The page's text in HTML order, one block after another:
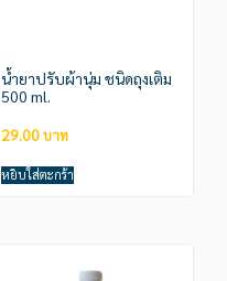
น้ำยาปรับผ้านุ่ม ชนิดถุงเติม
500 ml.
29.00
หยิบใส่ตะกร้า